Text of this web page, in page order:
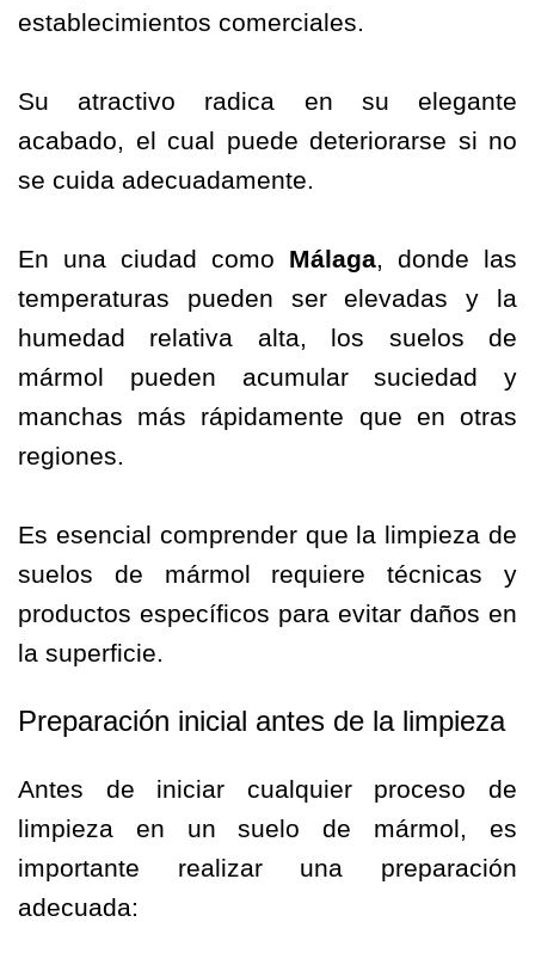
establecimientos comerciales.
Su atractivo radica en su elegante
acabado, el cual puede deteriorarse si no
se cuida adecuadamente.
En una ciudad como Málaga, donde las
temperaturas pueden ser elevadas y la
humedad relativa alta, los suelos de
mármol pueden acumular suciedad y
manchas más rápidamente que en otras
regiones.
Es esencial comprender que la limpieza de
suelos de mármol requiere técnicas y
productos específicos para evitar daños en
la superficie.
Preparación inicial antes de la limpieza
Antes de iniciar cualquier proceso de
limpieza en un suelo de mármol, es
importante realizar una preparación
adecuada: